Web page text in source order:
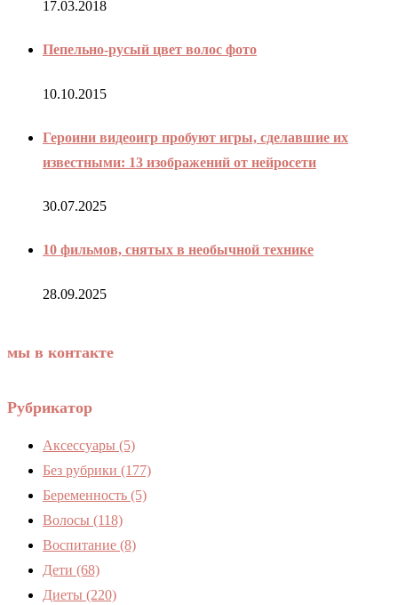
17.03.2018
Пепельно-русый цвет волос фото
10.10.2015
Героини видеоигр пробуют игры, сделавшие их
известными: 13 изображений от нейросети
30.07.2025
10 фильмов, снятых в необычной технике
28.09.2025
мы в контакте
Рубрикатор
Аксессуары (5)
Без рубрики (177)
Беременность (5)
Волосы (118)
Воспитание (8)
Дети (68)
Диеты (220)